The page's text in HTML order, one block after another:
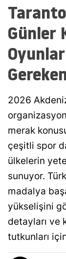
Günler
2026
merak
çeşitli spor
ülkelerin
sunuyor.
madalya
yükselişini
detayları ve
tutkunları